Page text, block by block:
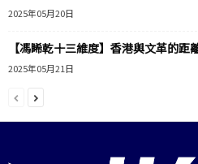
2025年05月20日
【馮睎乾十三維度】香港與文革的距
2025年05月21日